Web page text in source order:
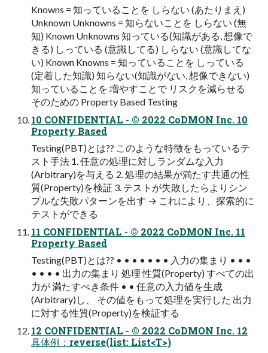
Knowns = 知っていることを しらない (あたりまえ)
Unknown Unknowns = 知らないことを しらない (無
知) Known Unknowns 知っている(知識がある, 想像で
きる) しっている (意識してる) しらない (意識してな
い) Known Knowns = 知っていることを しっている
(定着した知識) 知らない(知識がない, 想像できない)
知っていることを 増やすことで リスクを減らせる
そのための Property Based Testing
10 CONFIDENTIAL - © 2022 CoDMON Inc. 10
Property Based
Testing(PBT)とは?? このような特徴をもっているテ
スト手法 1. 任意の処理に対しランダムな入力
(Arbitrary)を与える 2. 処理の結果が満たす共通の性
質(Property)を検証 3. テストが失敗したらよりシン
プルな失敗パターンを出す → これにより、探索的に
テストができる
11 CONFIDENTIAL - © 2022 CoDMON Inc. 11
Property Based
Testing(PBT)とは?? • • • • • • • 入力の集まり • • •
• • • • 出力の集まり 処理 性質(Property) すべての出
力が 満たすべき条件 • • 任意の入力値を生成
(Arbitrary)し、 その値をもって処理を実行した 出力
に対する性質(Property)を検証する
12 CONFIDENTIAL - © 2022 CoDMON Inc. 12
具体例：reverse(list: List<T>)